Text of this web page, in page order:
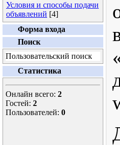
Условия и способы подачи
объявлений [4]
Форма входа
Поиск
Пользовательский поиск
Статистика
Онлайн всего: 2
Гостей: 2
Пользователей: 0